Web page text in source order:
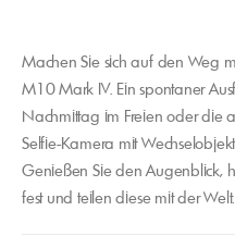
Machen Sie sich auf den Weg
M10 Mark IV. Ein spontaner
Nachmittag im Freien oder die
Selfie-Kamera mit
Genießen Sie den Augenblick,
fest und teilen diese mit der Welt.